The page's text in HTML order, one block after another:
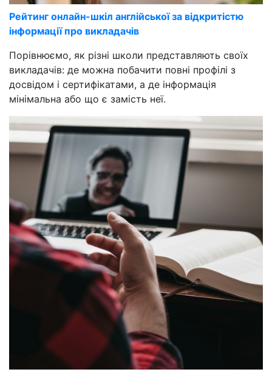
Рейтинг онлайн-шкіл англійської за відкритістю
інформації про викладачів
Порівнюємо, як різні школи представляють своїх
викладачів: де можна побачити повні профілі з
досвідом і сертифікатами, а де інформація
мінімальна або що є замість неї.